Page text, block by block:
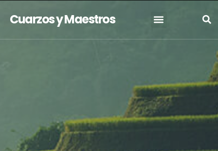
Cuarzos y Maestros